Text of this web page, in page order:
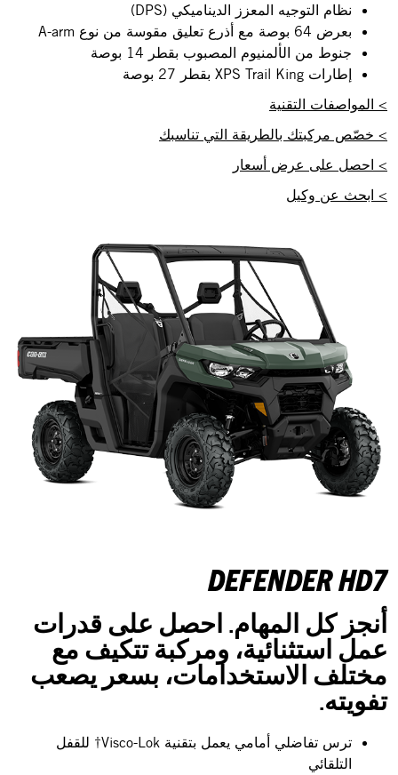
نظام التوجيه المعزز الديناميكي (DPS)
بعرض 64 بوصة مع أذرع تعليق مقوسة من نوع A-arm
جنوط من الألمنيوم المصبوب بقطر 14 بوصة
إطارات XPS Trail King بقطر 27 بوصة
> المواصفات التقنية
> خصّص مركبتك بالطريقة التي تناسبك
> احصل على عرض أسعار
> ابحث عن وكيل
DEFENDER HD7
أنجز كل المهام. احصل على قدرات
عمل استثنائية، ومركبة تتكيف مع
مختلف الاستخدامات، بسعر يصعب
تفويته.
ترس تفاضلي أمامي يعمل بتقنية Visco-Lok† للقفل
التلقائي